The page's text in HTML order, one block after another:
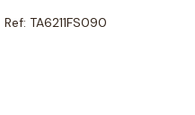
Ref: TA6211FS090